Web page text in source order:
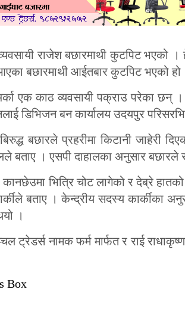
राजेश बछारमाथी कुटपिट भएको ।
बछारमाथी आईतबार कुटपिट भएको हो
एक काठ व्यवसायी पक्राउ परेका छन् ।
डिभिजन बन कार्यालय उदयपुर
बछारले प्रहरीमा किटानी जाहेरी
बताए । एसपी दाहालका अनुसार बछारले
भित्रि चोट लागेको र देब्रे
बताए । केन्द्रीय सदस्य कार्कीका
।
ट्रेडर्स नामक फर्म मार्फत र राई
Box